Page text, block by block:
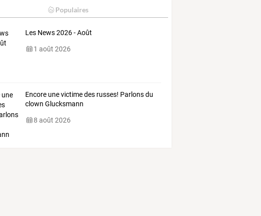
Populaires
Les News 2026 - Août
1 août 2026
Encore une victime des russes! Parlons du
clown Glucksmann
8 août 2026